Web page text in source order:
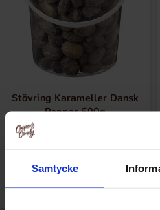
Samtycke
Stövring Karameller Dansk
Peppar 600g